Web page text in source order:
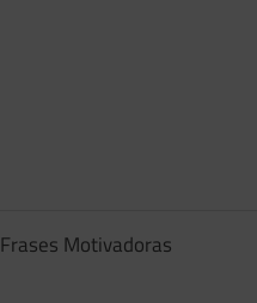
Frases Motivadoras